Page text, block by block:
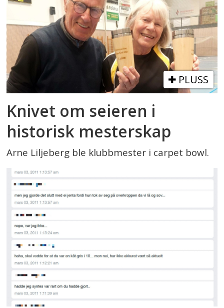
PLUSS
Knivet om seieren i
historisk mesterskap
Arne Liljeberg ble klubbmester i carpet bowl.